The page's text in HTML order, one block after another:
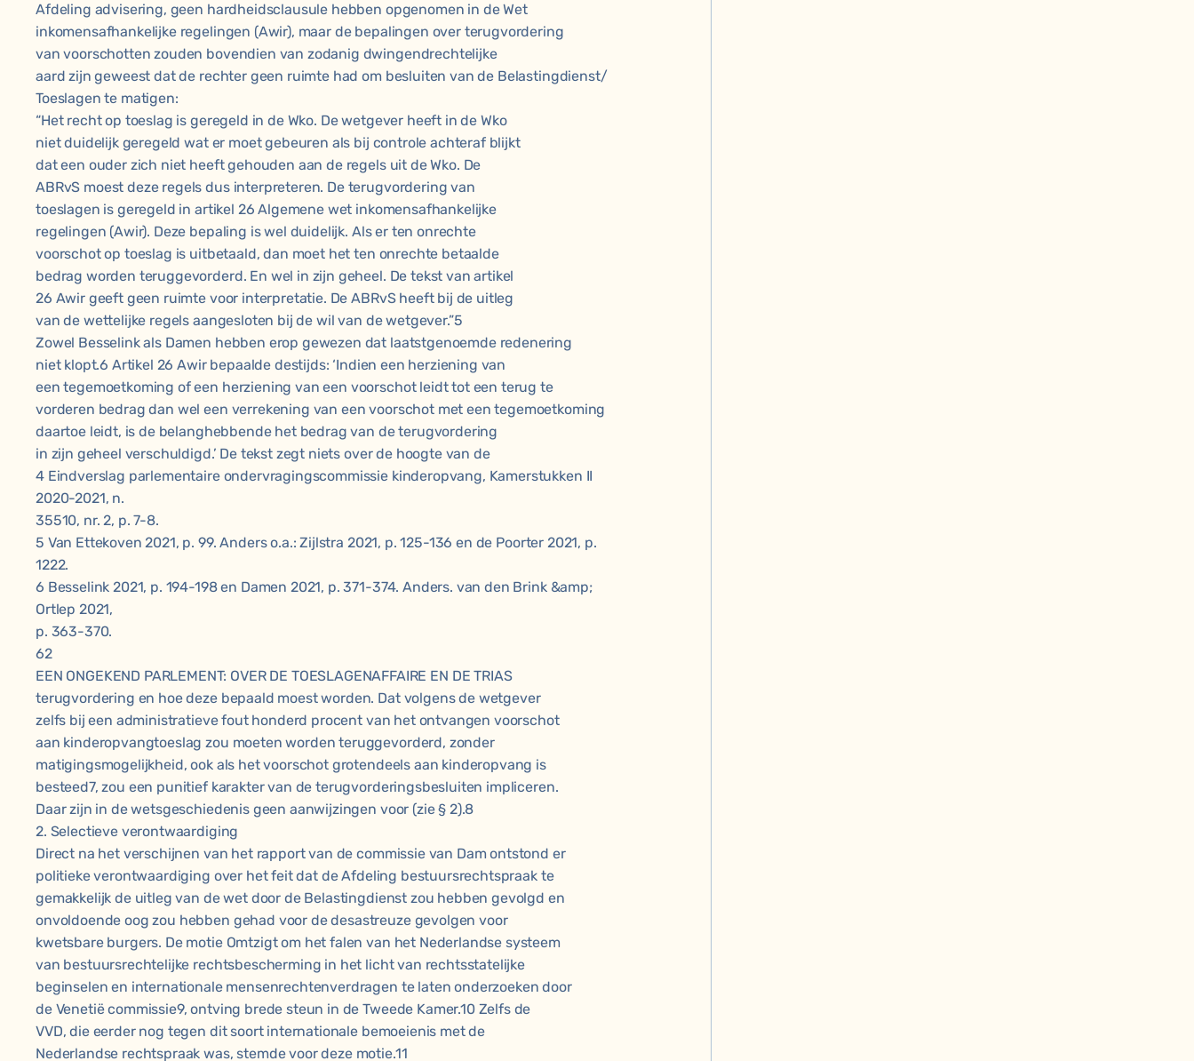
Afdeling advisering, geen hardheidsclausule hebben opgenomen in de Wet
inkomensafhankelijke regelingen (Awir), maar de bepalingen over terugvordering
van voorschotten zouden bovendien van zodanig dwingendrechtelijke
aard zijn geweest dat de rechter geen ruimte had om besluiten van de Belastingdienst/
Toeslagen te matigen:
“Het recht op toeslag is geregeld in de Wko. De wetgever heeft in de Wko
niet duidelijk geregeld wat er moet gebeuren als bij controle achteraf blijkt
dat een ouder zich niet heeft gehouden aan de regels uit de Wko. De
ABRvS moest deze regels dus interpreteren. De terugvordering van
toeslagen is geregeld in artikel 26 Algemene wet inkomensafhankelijke
regelingen (Awir). Deze bepaling is wel duidelijk. Als er ten onrechte
voorschot op toeslag is uitbetaald, dan moet het ten onrechte betaalde
bedrag worden teruggevorderd. En wel in zijn geheel. De tekst van artikel
26 Awir geeft geen ruimte voor interpretatie. De ABRvS heeft bij de uitleg
van de wettelijke regels aangesloten bij de wil van de wetgever.”5
Zowel Besselink als Damen hebben erop gewezen dat laatstgenoemde redenering
niet klopt.6 Artikel 26 Awir bepaalde destijds: ‘Indien een herziening van
een tegemoetkoming of een herziening van een voorschot leidt tot een terug te
vorderen bedrag dan wel een verrekening van een voorschot met een tegemoetkoming
daartoe leidt, is de belanghebbende het bedrag van de terugvordering
in zijn geheel verschuldigd.’ De tekst zegt niets over de hoogte van de
4 Eindverslag parlementaire ondervragingscommissie kinderopvang, Kamerstukken II
2020-2021, n.
35510, nr. 2, p. 7-8.
5 Van Ettekoven 2021, p. 99. Anders o.a.: Zijlstra 2021, p. 125-136 en de Poorter 2021, p.
1222.
6 Besselink 2021, p. 194-198 en Damen 2021, p. 371-374. Anders. van den Brink &amp;
Ortlep 2021,
p. 363-370.
62
EEN ONGEKEND PARLEMENT: OVER DE TOESLAGENAFFAIRE EN DE TRIAS
terugvordering en hoe deze bepaald moest worden. Dat volgens de wetgever
zelfs bij een administratieve fout honderd procent van het ontvangen voorschot
aan kinderopvangtoeslag zou moeten worden teruggevorderd, zonder
matigingsmogelijkheid, ook als het voorschot grotendeels aan kinderopvang is
besteed7, zou een punitief karakter van de terugvorderingsbesluiten impliceren.
Daar zijn in de wetsgeschiedenis geen aanwijzingen voor (zie § 2).8
2. Selectieve verontwaardiging
Direct na het verschijnen van het rapport van de commissie van Dam ontstond er
politieke verontwaardiging over het feit dat de Afdeling bestuursrechtspraak te
gemakkelijk de uitleg van de wet door de Belastingdienst zou hebben gevolgd en
onvoldoende oog zou hebben gehad voor de desastreuze gevolgen voor
kwetsbare burgers. De motie Omtzigt om het falen van het Nederlandse systeem
van bestuursrechtelijke rechtsbescherming in het licht van rechtsstatelijke
beginselen en internationale mensenrechtenverdragen te laten onderzoeken door
de Venetië commissie9, ontving brede steun in de Tweede Kamer.10 Zelfs de
VVD, die eerder nog tegen dit soort internationale bemoeienis met de
Nederlandse rechtspraak was, stemde voor deze motie.11